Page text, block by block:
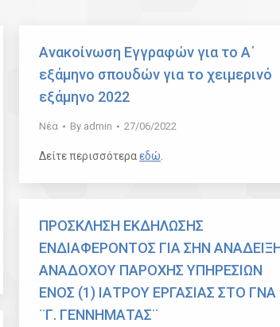
Ανακοίνωση Εγγραφών για το Α΄
εξάμηνο σπουδών για το χειμερινό
εξάμηνο 2022
Νέα By admin 27/06/2022
Δείτε περισσότεραεδώ
ΠΡΟΣΚΛΗΣΗ ΕΚΔΗΛΩΣΗΣ
ΕΝΔΙΑΦΕΡΟΝΤΟΣ ΓΙΑ ΣΗΝ
ΑΝΑΔΟΧΟΥ ΠΑΡΟΧΗΣ ΥΠΗΡΕΣΙΩΝ
ΕΝΟΣ (1) ΙΑΤΡΟΥ ΕΡΓΑΣΙΑΣ ΣΤΟ ΓΝΑ
¨Γ. ΓΕΝΝΗΜΑΤΑΣ¨